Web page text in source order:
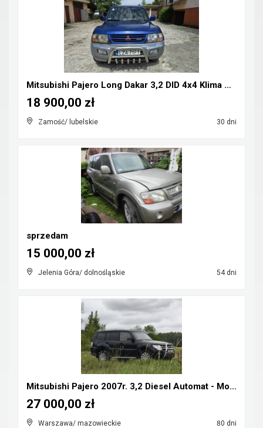
Mitsubishi Pajero Long Dakar 3,2 DID 4x4 Klima CB-...
Zamość/ lubelskie 30 dni
18 900,00 zł
sprzedam
Jelenia Góra/ dolnośląskie 54 dni
15 000,00 zł
Mitsubishi Pajero 2007r. 3,2 Diesel Automat - Możl...
Warszawa/ mazowieckie 80 dni
27 000,00 zł